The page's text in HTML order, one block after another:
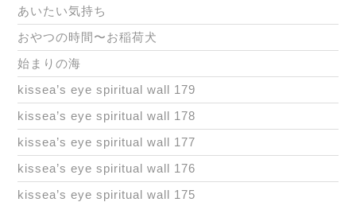
あいたい気持ち
おやつの時間〜お稲荷犬
始まりの海
kissea’s eye spiritual wall 179
kissea’s eye spiritual wall 178
kissea’s eye spiritual wall 177
kissea’s eye spiritual wall 176
kissea’s eye spiritual wall 175